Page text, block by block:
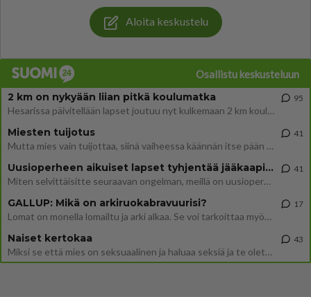
Aloita keskustelu
Osallistu keskusteluun
2 km on nykyään liian pitkä koulumatka
Hesarissa päivitellään lapset joutuu nyt kulkemaan 2 km kouluun jösses. Ruostefillarilla tuo matka menee vaikka miten äk
95
Miesten tuijotus
Mutta mies vain tuijottaa, siinä vaiheessa käännän itse pään pois. Mikä juttu? Yleensä jos joku tuijottaa tai katsoo, hä
41
Uusioperheen aikuiset lapset tyhjentää jääkaapin käydessään
Miten selvittäisitte seuraavan ongelman, meillä on uusioperhe, minulla teini-ikäiset lapset ja puolisolla aikuiset, jotk
41
GALLUP: Mikä on arkiruokabravuurisi?
Lomat on monella lomailtu ja arki alkaa. Se voi tarkoittaa myös sitä, että grillailut on grillattu ja palataan arjen ruo
17
Naiset kertokaa
Miksi se että mies on seksuaalinen ja haluaa seksiä ja te olette hänen mielestänne haluttava on vastenmielistä? Mikä sii
43